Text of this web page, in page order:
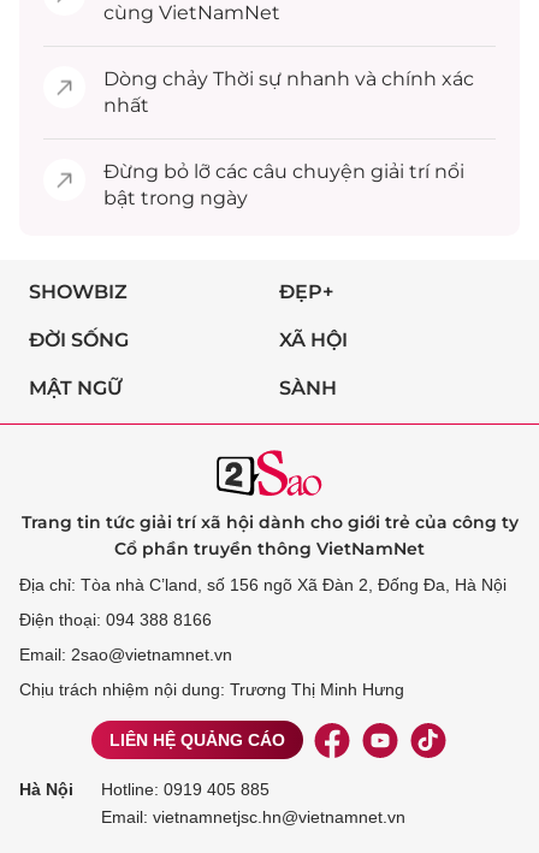
cùng VietNamNet
Dòng chảy Thời sự nhanh và chính xác
nhất
Đừng bỏ lỡ các câu chuyện giải trínổi
bật trong ngày
SHOWBIZ ĐẸP+
ĐỜI SỐNG XÃ HỘI
MẬT NGỮ SÀNH
Trang tin tức giải trí xã hội dành cho giới trẻ của công ty
Cổ phần truyền thông VietNamNet
Địa chỉ: Tòa nhà C’land, số 156 ngõ Xã Đàn 2, Đống Đa, Hà Nội
Điện thoại: 094 388 8166
Email: 2sao@vietnamnet.vn
Chịu trách nhiệm nội dung: Trương Thị Minh Hưng
LIÊN HỆ QUẢNG CÁO
Hà Nội Hotline: 0919 405 885
Email: vietnamnetjsc.hn@vietnamnet.vn